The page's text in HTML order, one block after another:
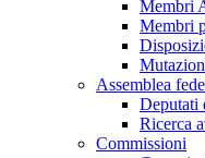
Membri
Membri
Assemblea
Deputati
Ricerca
Commissioni